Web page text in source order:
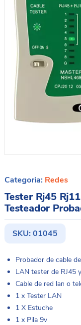
Categoria: Redes
Tester Rj45
Testeador
SKU: 01045
Probador de cable
LAN tester de RJ45
Cable de red lan o
1 x Tester LAN
1 X Estuche
1 x Pila 9v